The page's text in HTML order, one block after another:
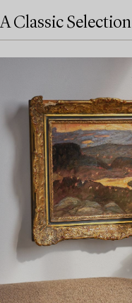
A Classic Selection